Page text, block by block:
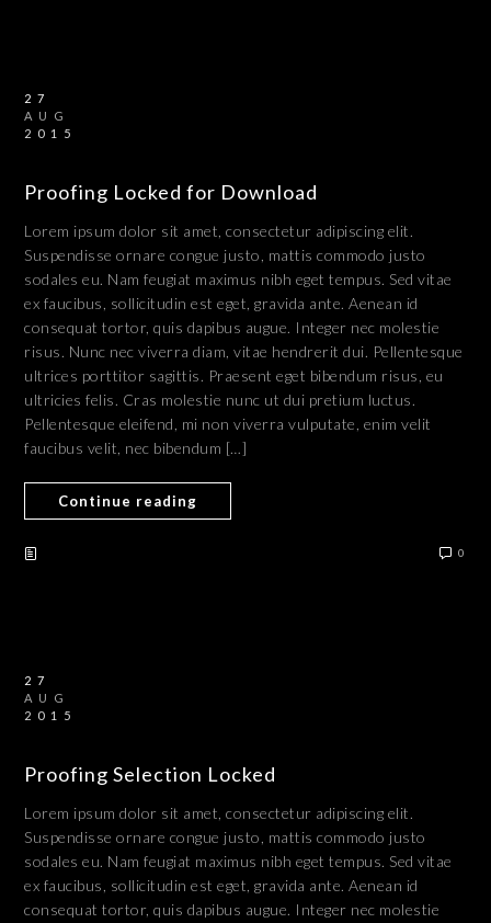
27
AUG
2015
Proofing Locked for Download
Lorem ipsum dolor sit amet, consectetur adipiscing elit.
Suspendisse ornare congue justo, mattis commodo justo
sodales eu. Nam feugiat maximus nibh eget tempus. Sed vitae
ex faucibus, sollicitudin est eget, gravida ante. Aenean id
consequat tortor, quis dapibus augue. Integer nec molestie
risus. Nunc nec viverra diam, vitae hendrerit dui. Pellentesque
ultrices porttitor sagittis. Praesent eget bibendum risus, eu
ultricies felis. Cras molestie nunc ut dui pretium luctus.
Pellentesque eleifend, mi non viverra vulputate, enim velit
faucibus velit, nec bibendum […]
Continue reading
0
27
AUG
2015
Proofing Selection Locked
Lorem ipsum dolor sit amet, consectetur adipiscing elit.
Suspendisse ornare congue justo, mattis commodo justo
sodales eu. Nam feugiat maximus nibh eget tempus. Sed vitae
ex faucibus, sollicitudin est eget, gravida ante. Aenean id
consequat tortor, quis dapibus augue. Integer nec molestie